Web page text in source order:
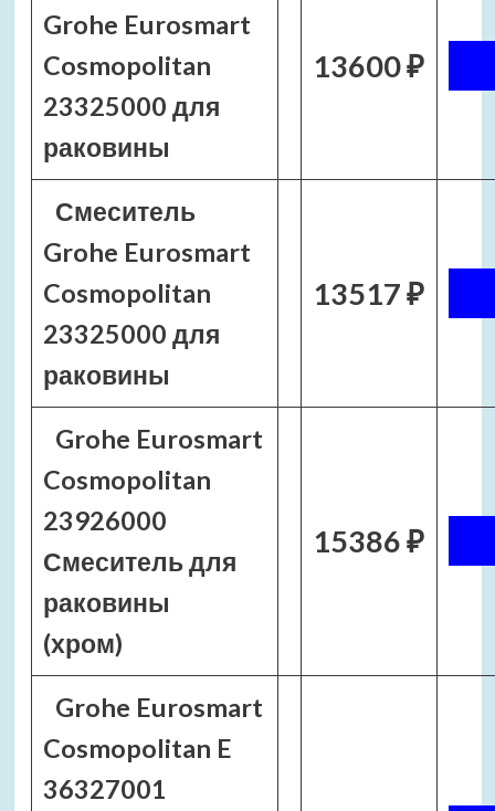
Grohe Eurosmart
Cosmopolitan
23325000 для
раковины
13600 ₽
Смеситель
Grohe Eurosmart
Cosmopolitan
23325000 для
раковины
13517 ₽
Grohe Eurosmart
Cosmopolitan
23926000
Смеситель для
раковины
(хром)
15386 ₽
Grohe Eurosmart
Cosmopolitan E
36327001